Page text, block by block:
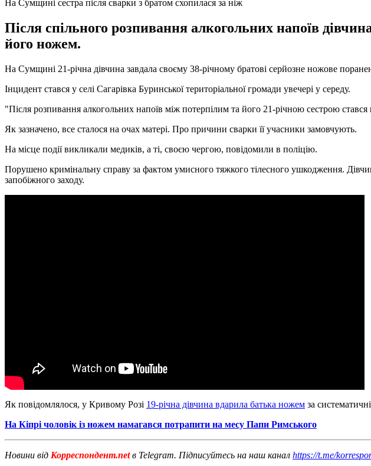
На Сумщині сестра після сварки з братом схопилася за ніж
Після спільного розпивання алкогольних напоїв
його ножем.
На Сумщині 21-річна дівчина завдала своєму 38-річному братові серйозне ножове
Інцидент стався у селі Сагарівка Буринської територіальної громади увечері у середу.
"Після розпивання алкогольних напоїв між потерпілим та його 21-річною сестрою
Як зазначено, все сталося на очах матері. Про причини сварки її учасники замовчують.
На місце події викликали медиків, а ті, своєю чергою, повідомили в поліцію.
Порушено кримінальну справу за фактом умисного тяжкого тілесного ушкодження.
запобіжного заходу.
Як повідомлялося, у Кривому Розі 19-річна дівчина вдарила батька ножем за
На Кіпрі чоловік із ножем намагався потрапити на месу Папи Римського
Новини від Корреспондент.netв Telegram. Підписуйтесь на наш канал https://t.me/